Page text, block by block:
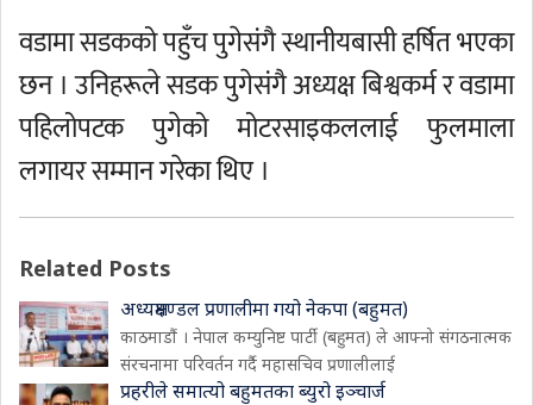
वडामा सडकको पहुँच पुगेसंगै स्थानीयबासी हर्षित भएका
छन । उनिहरूले सडक पुगेसंगै अध्यक्ष बिश्वकर्म र वडामा
पहिलोपटक पुगेको मोटरसाइकललाई फुलमाला
लगायर सम्मान गरेका थिए ।
Related Posts
अध्यक्षमण्डल प्रणालीमा गयो नेकपा (बहुमत)
काठमाडौं । नेपाल कम्युनिष्ट पार्टी (बहुमत) ले आफ्नो संगठनात्मक
संरचनामा परिवर्तन गर्दै महासचिव प्रणालीलाई
प्रहरीले समात्यो बहुमतका ब्युरो इञ्चार्ज